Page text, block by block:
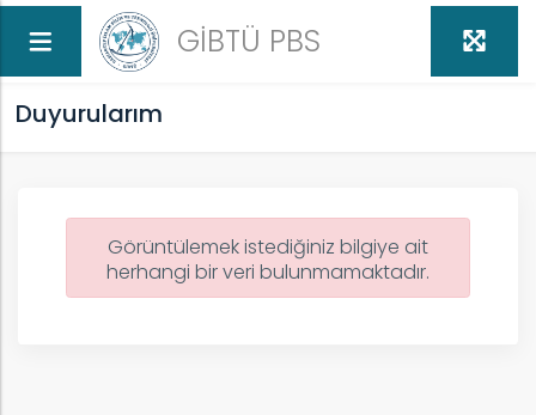
GİBTÜ PBS
Duyurularım
Görüntülemek istediğiniz bilgiye ait
herhangi bir veri bulunmamaktadır.